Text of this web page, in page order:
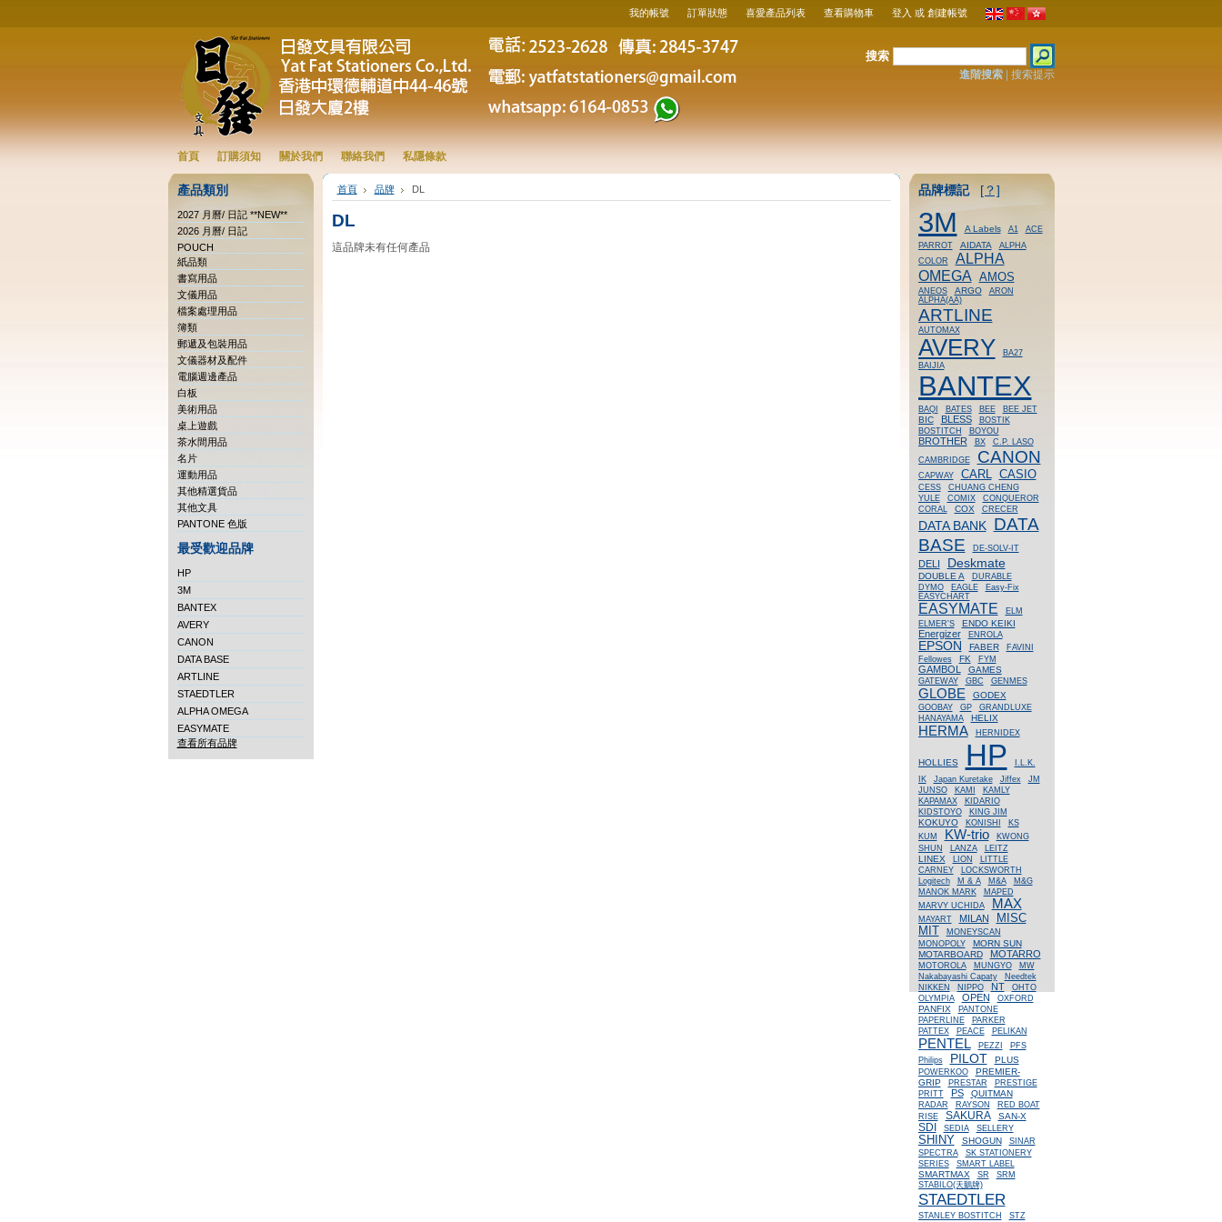
我的帳號 訂單狀態 喜愛產品列表 查看購物車 登入 或 創建帳號
搜索
進階搜索| 搜索提示
首頁 訂購須知 關於我們 聯絡我們 私隱條款
產品類別
2027 月曆/ 日記 **NEW**
2026 月曆/ 日記
POUCH
紙品類
書寫用品
文儀用品
檔案處理用品
簿類
郵遞及包裝用品
文儀器材及配件
電腦週邊產品
白板
美術用品
桌上遊戲
茶水間用品
名片
運動用品
其他精選貨品
其他文具
PANTONE 色版
最受歡迎品牌
HP
3M
BANTEX
AVERY
CANON
DATA BASE
ARTLINE
STAEDTLER
ALPHA OMEGA
EASYMATE
查看所有品牌
首頁 品牌 DL
DL
這品牌未有任何產品
品牌標記 [？]
3M A Labels A1
ACE
PARROT
AIDATA
ALPHA
COLOR
ALPHA
OMEGA AMOS
ANEOS ARGO
ARON
ALPHA(AA)
ARTLINE
AUTOMAX
AVERY
BA27
BAIJIA
BANTEX
BAQI BATES BEE BEE JET
BIC BLESS
BOSTIK
BOSTITCH
BOYOU
BROTHER BX
C.P. LASO
CAMBRIDGE
CANON
CAPWAY CARL CASIO
CESS
CHUANG CHENG
YULE
COMIX
CONQUEROR
CORAL
COX CRECER
DATA BANK DATA
BASE
DE-SOLV-IT
DELI Deskmate
DOUBLE A
DURABLE
DYMO
EAGLE
Easy-Fix
EASYCHART
EASYMATE
ELM
ELMER'S
ENDO KEIKI
Energizer ENROLA
EPSON FABER
FAVINI
Fellowes
FK FYM
GAMBOL GAMES
GATEWAY GBC GENMES
GLOBE GODEX
GOOBAY GP
GRANDLUXE
HANAYAMA
HELIX
HERMA HERNIDEX
HOLLIES HP
I.L.K.
IK
Japan Kuretake Jiffex
JM
JUNSO
KAMI
KAMLY
KAPAMAX
KIDARIO
KIDSTOYO
KING JIM
KOKUYO KONISHI
KS
KUM
KW-trio
KWONG
SHUN
LANZA LEITZ
LINEX LION
LITTLE
CARNEY
LOCKSWORTH
Logitech
M & A M&A
M&G
MANOK MARK
MAPED
MARVY UCHIDA
MAX
MAYART MILAN MISC
MIT
MONEYSCAN
MONOPOLY
MORN SUN
MOTARBOARD
MOTARRO
MOTOROLA MUNGYO
MW
Nakabayashi Capaty
Needtek
NIKKEN
NIPPO NT
OHTO
OLYMPIA
OPEN OXFORD
PANFIX
PANTONE
PAPERLINE
PARKER
PATTEX
PEACE PELIKAN
PENTEL PEZZI
PFS
Philips
PILOT PLUS
POWERKOO
PREMIER-
GRIP
PRESTAR
PRESTIGE
PRITT
PS QUITMAN
RADAR RAYSON
RED BOAT
RISE
SAKURA SAN-X
SDI SEDIA SELLERY
SHINY SHOGUN
SINAR
SPECTRA
SK STATIONERY
SERIES
SMART LABEL
SMARTMAX SR
SRM
STABILO(天鵝牌)
STAEDTLER
STANLEY BOSTITCH STZ